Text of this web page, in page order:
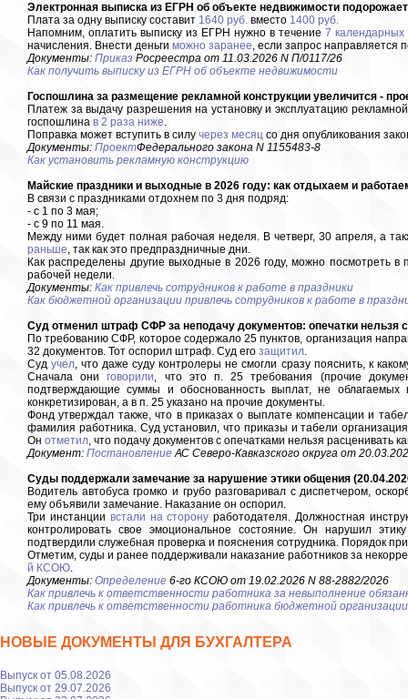
Электронная выписка из ЕГРН об объекте недвижимости
Плата за одну выписку составит 1640 руб. вместо 1400 руб.
Напомним, оплатить выписку из ЕГРН нужно в течение 7 календарных
начисления. Внести деньги можно заранее, если запрос направляется
Документы: Приказ Росреестра от 11.03.2026 N П/0117/26
Как получить выписку из ЕГРН об объекте недвижимости
Госпошлина за размещение рекламной конструкции увеличится -
Платеж за выдачу разрешения на установку и эксплуатацию
госпошлина в 2 раза ниже.
Поправка может вступить в силу через месяц со дня опубликования
Документы: ПроектФедерального закона N 1155483-8
Как установить рекламную конструкцию
Майские праздники и выходные в 2026 году: как отдыхаем и
В связи с праздниками отдохнем по 3 дня подряд:
- с 1 по 3 мая;
- с 9 по 11 мая.
Между ними будет полная рабочая неделя. В четверг, 30 апреля, а
раньше, так как это предпраздничные дни.
Как распределены другие выходные в 2026 году, можно посмотреть
рабочей недели.
Документы: Как привлечь сотрудников к работе в праздники
Как бюджетной организации привлечь сотрудников к работе в
Суд отменил штраф СФР за неподачу документов: опечатки нельзя
По требованию СФР, которое содержало 25 пунктов, организация
32 документов. Тот оспорил штраф. Суд его защитил.
Судучел, что даже суду контролеры не смогли сразу пояснить, к
Сначала ониговорили, что это п. 25 требования (прочие
подтверждающие суммы и обоснованность выплат, не
конкретизирован, а в п. 25 указано на прочие документы.
Фонд утверждал также, что в приказах о выплате компенсации и
фамилия работника. Суд установил, что приказы и табели
Он отметил, что подачу документов с опечатками нельзя расценивать
Документ: ПостановлениеАС Северо-Кавказского округа от
Суды поддержали замечание за нарушение этики общения
Водитель автобуса громко и грубо разговаривал с диспетчером,
ему объявили замечание. Наказание он оспорил.
Три инстанции встали на сторону работодателя. Должностная
контролировать свое эмоциональное состояние. Он нарушил
подтвердили служебная проверка и пояснения сотрудника. Порядок
Отметим, суды и ранее поддерживали наказание работников за
й КСОЮ.
Документы: Определение 6-го КСОЮ от 19.02.2026 N 88-2882/2026
Как привлечь к ответственности работника за невыполнение
Как привлечь к ответственности работника бюджетной
НОВЫЕ ДОКУМЕНТЫ ДЛЯ БУХГАЛТЕРА
Выпуск от 05.08.2026
Выпуск от 29.07.2026